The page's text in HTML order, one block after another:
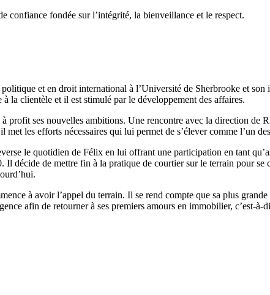
confiance fondée sur l’intégrité, la bienveillance et le respect.
et en droit international à l’Université de Sherbrooke et
la clientèle et il est stimulé par le développement des affaires.
profit ses nouvelles ambitions. Une rencontre avec la direction
les efforts nécessaires qui lui permet de s’élever comme l’un
le quotidien de Félix en lui offrant une participation en tant
décide de mettre fin à la pratique de courtier sur le terrain pour
à avoir l’appel du terrain. Il se rend compte que sa plus
afin de retourner à ses premiers amours en immobilier, c’est-